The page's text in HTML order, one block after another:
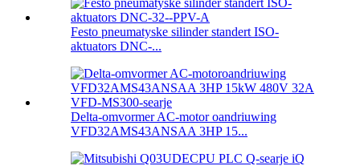
Festo pneumatyske silinder standert ISO-
aktuators DNC-...
Delta-omvormer AC-motor oandriuwing
VFD32AMS43ANSAA 3HP 15...